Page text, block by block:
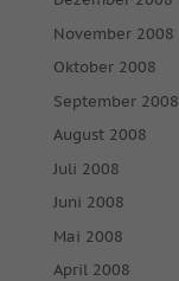
November 2008
Oktober 2008
September 2008
August 2008
Juli 2008
Juni 2008
Mai 2008
April 2008